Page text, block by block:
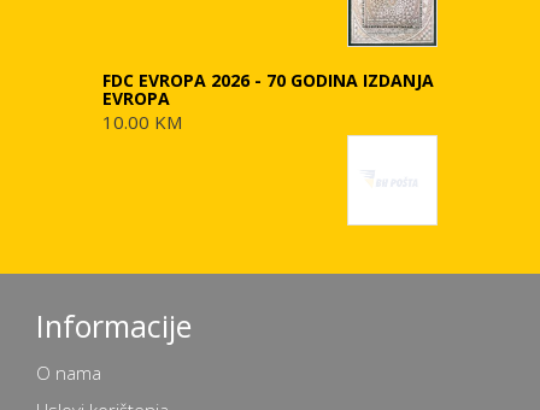
FDC EVROPA 2026 - 70 GODINA IZDANJA
EVROPA
10.00 KM
Informacije
O nama